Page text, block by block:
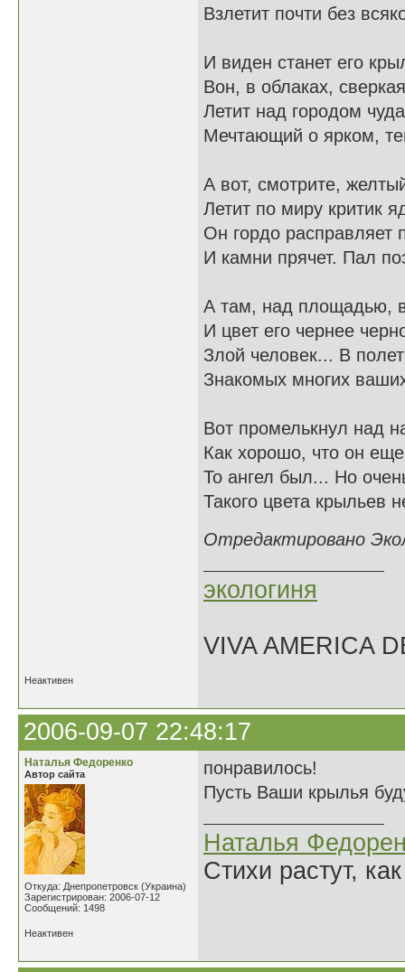
Взлетит почти без
И виден станет его
Вон, в облаках,
Летит над городом
Мечтающий о ярком,
А вот, смотрите,
Летит по миру критик
Он гордо расправляет
И камни прячет. Пал
А там, над площадью,
И цвет его чернее
Злой человек... В
Знакомых многих
Вот промелькнул над
Как хорошо, что он
То ангел был... Но
Такого цвета крыльев
Отредактировано
экологиня
VIVA AMERICA
Неактивен
2006-09-07 22:48:17
Наталья Федоренко
Автор сайта
Откуда: Днепропетровск (Украина)
Зарегистрирован: 2006-07-12
Сообщений: 1498
понравилось!
Пусть Ваши крылья
Наталья
Стихи растут,
Неактивен